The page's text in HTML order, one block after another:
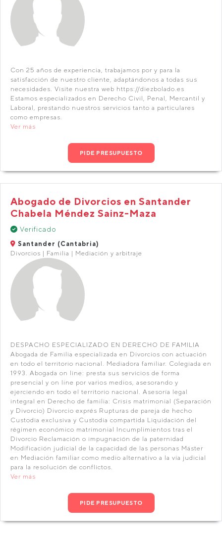
Con 25 años de experiencia, trabajamos por y para la
satisfacción de nuestro cliente, adaptándonos a todas sus
necesidades. Visite nuestra web https://diezbolado.es
Estamos especializados en Derecho Civil, Penal, Mercantil y
Laboral, prestando nuestros servicios tanto a particulares
como empresas.
Ver más
PIDE PRESUPUESTO
Abogado de Divorcios en Santander
Chabela Méndez Sainz-Maza
Verificado
Santander (Cantabria)
Divorcios | Familia | Mediación y arbitraje
DESPACHO ESPECIALIZADO EN DERECHO DE FAMILIA
Abogada de Familia especializada en Divorcios con actuación
en todo el territorio nacional. Mediadora familiar. Colegiada en
1993. Abogada on line: presta sus servicios de forma
presencial y on line por varios medios, asesorando y
ejerciendo en todo el territorio nacional. Asesoría legal
integral en Derecho de familia: Crisis matrimonial (Separación
y Divorcio) Divorcio exprés Rupturas de pareja de hecho
Custodia exclusiva y Custodia compartida Liquidación del
régimen económico matrimonial Incumplimientos tras el
Divorcio Reclamación o impugnación de la paternidad
Modificación judicial de la capacidad de las personas Máster
en Mediación familiar como medio alternativo a la vía judicial
para la resolución de conflictos.
Ver más
PIDE PRESUPUESTO